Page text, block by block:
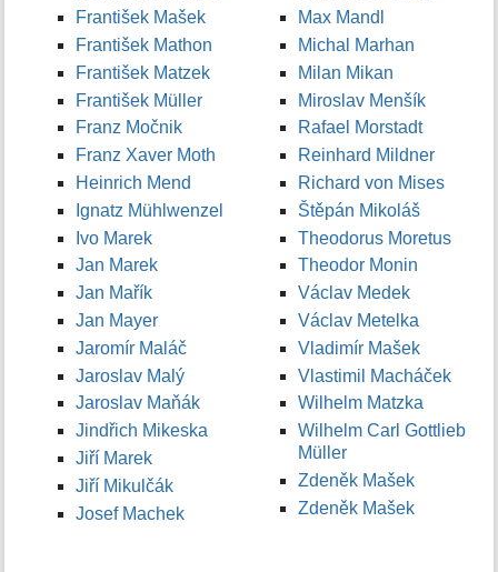
František Mašek
František Mathon
František Matzek
František Müller
Franz Močnik
Franz Xaver Moth
Heinrich Mend
Ignatz Mühlwenzel
Ivo Marek
Jan Marek
Jan Mařík
Jan Mayer
Jaromír Maláč
Jaroslav Malý
Jaroslav Maňák
Jindřich Mikeska
Jiří Marek
Jiří Mikulčák
Josef Machek
Max Mandl
Michal Marhan
Milan Mikan
Miroslav Menšík
Rafael Morstadt
Reinhard Mildner
Richard von Mises
Štěpán Mikoláš
Theodorus Moretus
Theodor Monin
Václav Medek
Václav Metelka
Vladimír Mašek
Vlastimil Macháček
Wilhelm Matzka
Wilhelm Carl Gottlieb
Müller
Zdeněk Mašek
Zdeněk Mašek